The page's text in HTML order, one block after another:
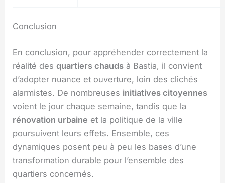
Conclusion
En conclusion, pour appréhender correctement la
réalité desquartiers chauds à Bastia, il convient
d’adopter nuance et ouverture, loin des clichés
alarmistes. De nombreuses initiatives citoyennes
voient le jour chaque semaine, tandis que la
rénovation urbaine et la politique de la ville
poursuivent leurs effets. Ensemble, ces
dynamiques posent peu à peu les bases d’une
transformation durable pour l’ensemble des
quartiers concernés.